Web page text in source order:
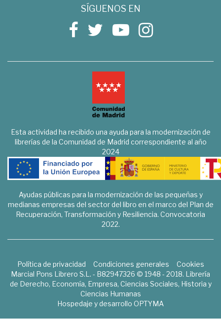
SÍGUENOS EN
Esta actividad ha recibido una ayuda para la modernización de
librerías de la Comunidad de Madrid correspondiente al año
2024
Ayudas públicas para la modernización de las pequeñas y
medianas empresas del sector del libro en el marco del Plan de
Recuperación, Transformación y Resiliencia. Convocatoria
2022.
Política de privacidad Condiciones generales
Cookies
Marcial Pons Librero S.L. - B82947326 © 1948 - 2018. Librería
de Derecho, Economía, Empresa, Ciencias Sociales, Historia y
Ciencias Humanas
Hospedaje y desarrollo OPTYMA